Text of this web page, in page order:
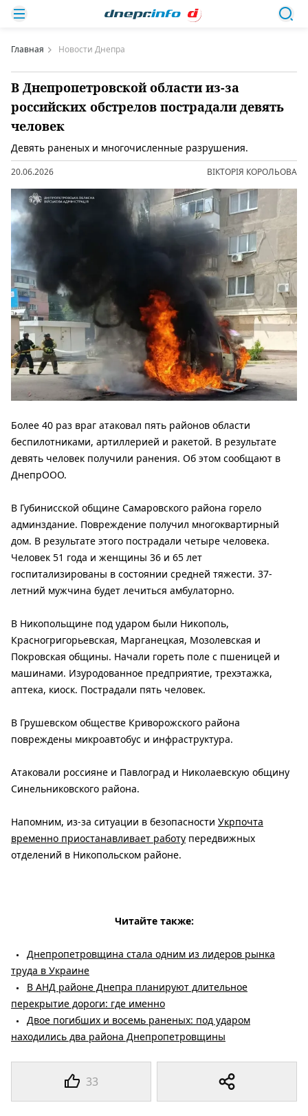
Главная Новости Днепра
В Днепропетровской области из-за
российских обстрелов пострадали девять
человек
Девять раненых и многочисленные разрушения.
20.06.2026 ВІКТОРІЯ КОРОЛЬОВА
33
Более 40 раз враг атаковал пять районов области
беспилотниками, артиллерией и ракетой. В результате
девять человек получили ранения. Об этом сообщают в
ДнепрООО.
В Губинисской общине Самаровского района горело
админздание. Повреждение получил многоквартирный
дом. В результате этого пострадали четыре человека.
Человек 51 года и женщины 36 и 65 лет
госпитализированы в состоянии средней тяжести. 37-
летний мужчина будет лечиться амбулаторно.
В Никопольщине под ударом были Никополь,
Красногригорьевская, Марганецкая, Мозолевская и
Покровская общины. Начали гореть поле с пшеницей и
машинами. Изуродованное предприятие, трехэтажка,
аптека, киоск. Пострадали пять человек.
В Грушевском обществе Криворожского района
повреждены микроавтобус и инфраструктура.
Атаковали россияне и Павлоград и Николаевскую общину
Синельниковского района.
Напомним, из-за ситуации в безопасности Укрпочта
временно приостанавливает работу передвижных
отделений в Никопольском районе.
Читайте также:
Днепропетровщина стала одним из лидеров рынка
труда в Украине
В АНД районе Днепра планируют длительное
перекрытие дороги: где именно
Двое погибших и восемь раненых: под ударом
находились два района Днепропетровщины